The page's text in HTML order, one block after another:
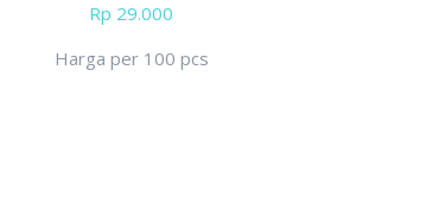
Rp 29.000
Harga per 100 pcs